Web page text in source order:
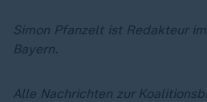
Simon Pfanzelt ist Redakteur
Bayern.
Alle Nachrichten zur